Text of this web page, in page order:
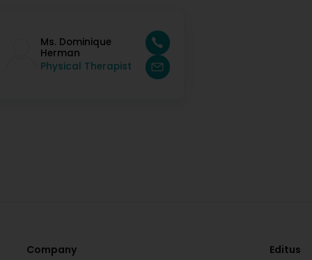
Ms. Dominique
Herman
Physical Therapist
Company Editus